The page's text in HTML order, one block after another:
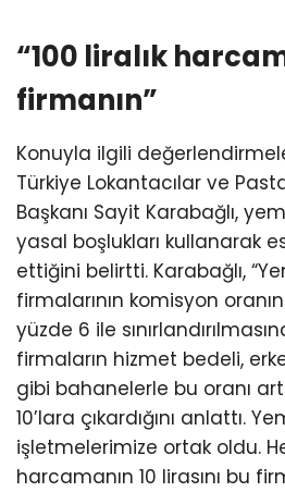
“100 liralık
firmanın”
Konuyla ilgili
Türkiye Lokantacılar ve
Başkanı Sayit Karabağlı,
yasal boşlukları kullanarak
ettiğini belirtti. Karabağlı,
firmalarının komisyon
yüzde 6 ile
firmaların hizmet bedeli,
gibi bahanelerle bu oranı
10’lara çıkardığını anlattı.
işletmelerimize ortak oldu.
harcamanın 10 lirasını bu